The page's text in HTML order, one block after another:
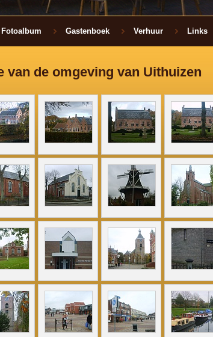
Fotoalbum Gastenboek Verhuur Links
van de omgeving van Uithuizen